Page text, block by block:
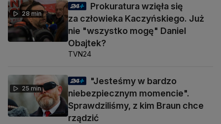
28 min
Prokuratura wzięła się
za człowieka Kaczyńskiego. Już
nie "wszystko mogę" Daniel
Obajtek?
TVN24
25 min
"Jesteśmy w bardzo
niebezpiecznym momencie".
Sprawdziliśmy, z kim Braun chce
rządzić